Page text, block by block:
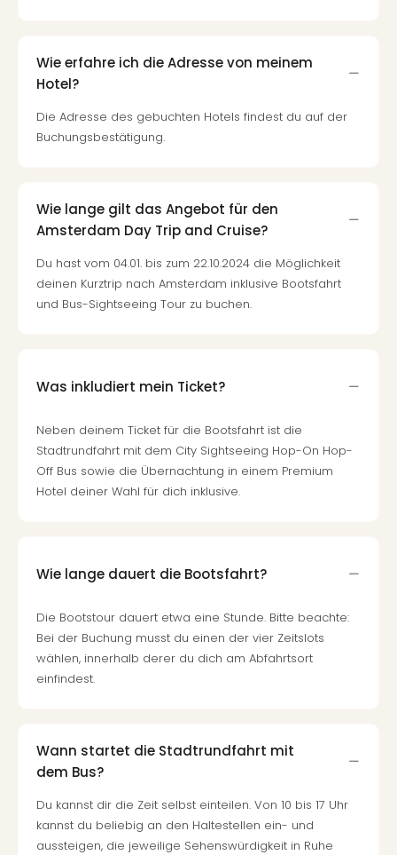
Wie erfahre ich die Adresse von meinem
Hotel?
Die Adresse des gebuchten Hotels findest du auf der
Buchungsbestätigung.
Wie lange gilt das Angebot für den
Amsterdam Day Trip and Cruise?
Du hast vom 04.01. bis zum 22.10.2024 die Möglichkeit
deinen Kurztrip nach Amsterdam inklusive Bootsfahrt
und Bus-Sightseeing Tour zu buchen.
Was inkludiert mein Ticket?
Neben deinem Ticket für die Bootsfahrt ist die
Stadtrundfahrt mit dem City Sightseeing Hop-On Hop-
Off Bus sowie die Übernachtung in einem Premium
Hotel deiner Wahl für dich inklusive.
Wie lange dauert die Bootsfahrt?
Die Bootstour dauert etwa eine Stunde. Bitte beachte:
Bei der Buchung musst du einen der vier Zeitslots
wählen, innerhalb derer du dich am Abfahrtsort
einfindest.
Wann startet die Stadtrundfahrt mit
dem Bus?
Du kannst dir die Zeit selbst einteilen. Von 10 bis 17 Uhr
kannst du beliebig an den Haltestellen ein- und
aussteigen, die jeweilige Sehenswürdigkeit in Ruhe